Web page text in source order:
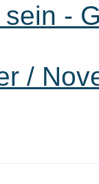
-
/